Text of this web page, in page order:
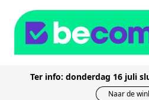
Ter info: donderdag 16 juli
Naar de